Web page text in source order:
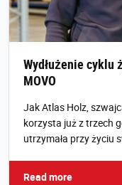
Wydłużenie cyklu
MOVO
Jak Atlas Holz,
korzysta już z trzech
utrzymała przy życiu
Read more